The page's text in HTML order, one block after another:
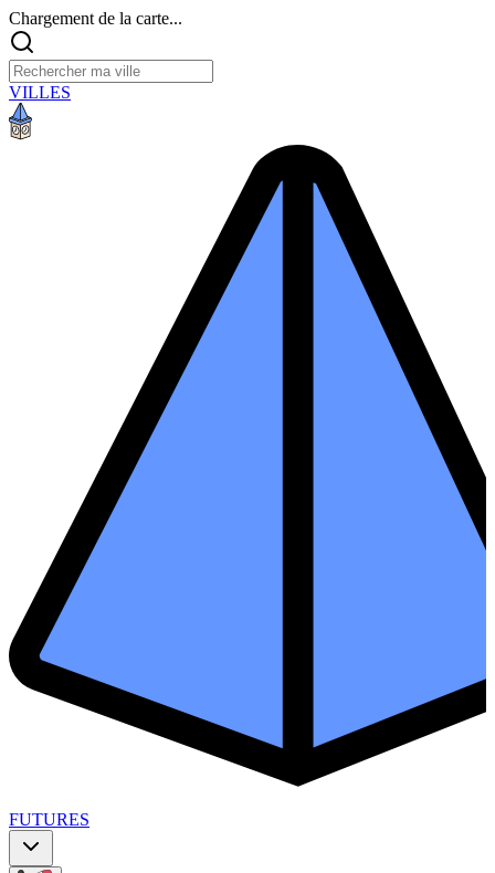
Chargement de la carte...
VILLES
FUTURES